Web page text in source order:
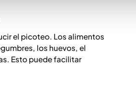
el picoteo. Los alimentos
los huevos, el
Esto puede facilitar